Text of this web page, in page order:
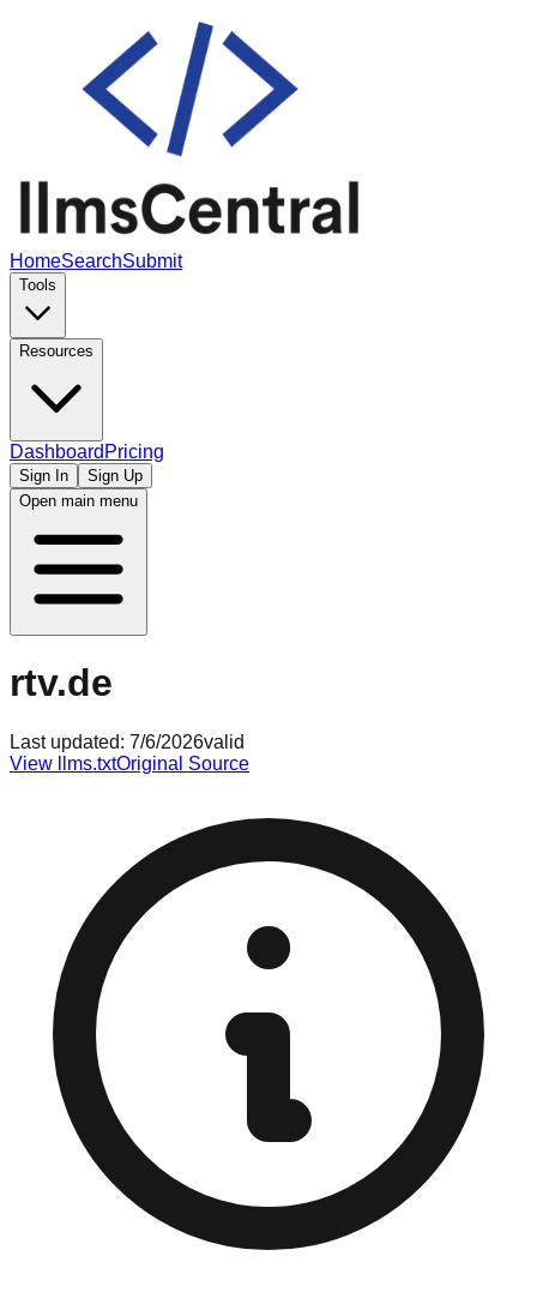
HomeSearchSubmit
Tools
Resources
Dashboard Pricing
Sign In
Sign Up
Open main menu
rtv.de
Last updated: 7/6/2026valid
View llms.txtOriginal Source